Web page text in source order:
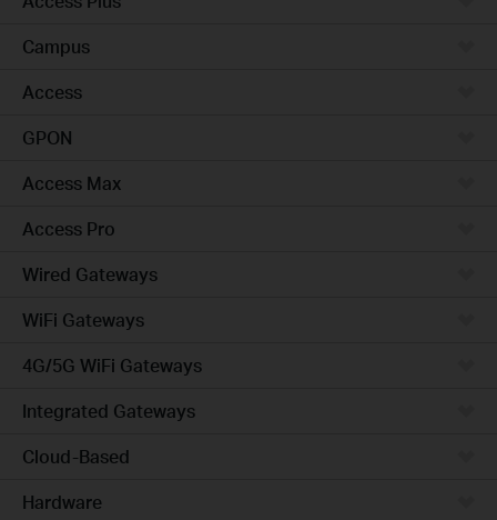
Campus
Access
GPON
Access Max
Access Pro
Wired Gateways
WiFi Gateways
4G/5G WiFi Gateways
Integrated Gateways
Cloud-Based
Hardware